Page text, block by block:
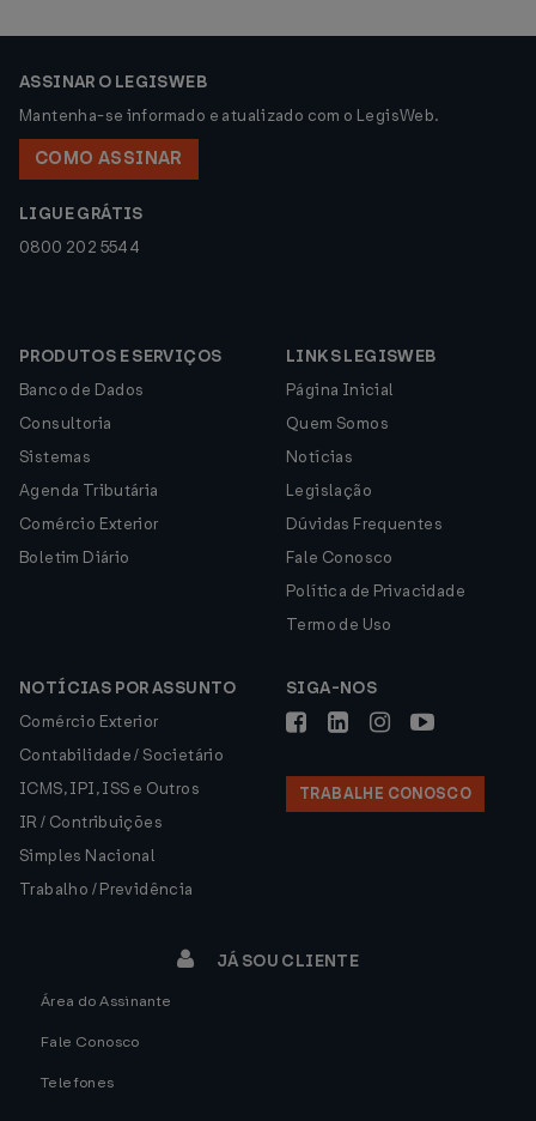
ASSINAR O LEGISWEB
Mantenha-se informado e atualizado com o LegisWeb.
COMO ASSINAR
LIGUE GRÁTIS
0800 202 5544
PRODUTOS E SERVIÇOS
Banco de Dados
Consultoria
Sistemas
Agenda Tributária
Comércio Exterior
Boletim Diário
LINKS LEGISWEB
Página Inicial
Quem Somos
Notícias
Legislação
Dúvidas Frequentes
Fale Conosco
Política de Privacidade
Termo de Uso
NOTÍCIAS POR ASSUNTO
Comércio Exterior
Contabilidade / Societário
ICMS, IPI, ISS e Outros
IR / Contribuições
Simples Nacional
Trabalho / Previdência
SIGA-NOS
TRABALHE CONOSCO
JÁ SOU CLIENTE
Área do Assinante
Fale Conosco
Telefones